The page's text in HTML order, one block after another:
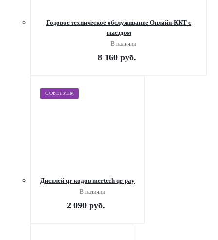
Годовое техническое обслуживание Онлайн-ККТ с
выездом
В наличии
8 160 руб.
СОВЕТУЕМ
Дисплей qr-кодов mertech qr-pay
В наличии
2 090 руб.